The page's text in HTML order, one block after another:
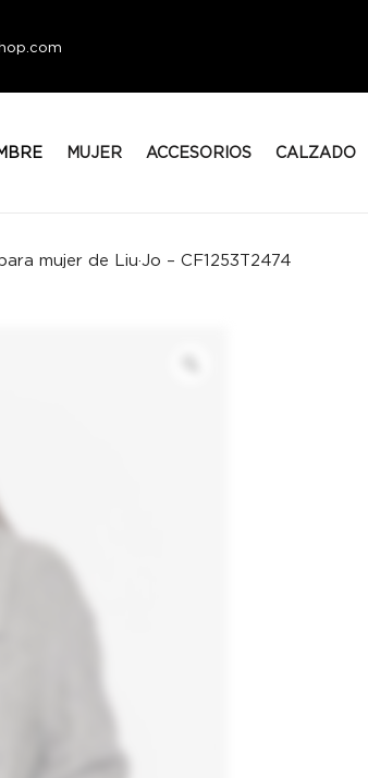
MUJER ACCESORIOS CALZADO
mujer de Liu·Jo – CF1253T2474